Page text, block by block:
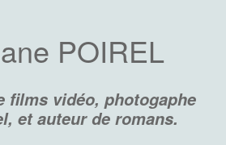
POIREL
films vidéo, photogaphe
et auteur de romans.